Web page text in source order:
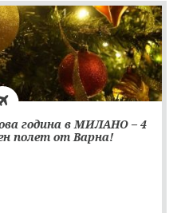
година в МИЛАНО – 4
полет от Варна!